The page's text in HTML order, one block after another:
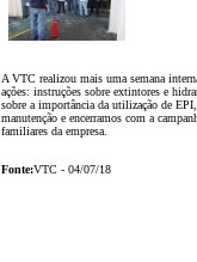
A VTC realizou mais uma semana
ações: instruções sobre extintores e
sobre a importância da utilização de
manutenção e encerramos com a
familiares da empresa.
Fonte:VTC - 04/07/18